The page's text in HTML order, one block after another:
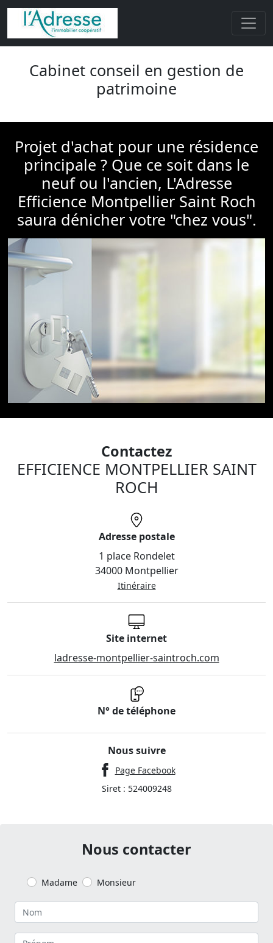
Cabinet conseil en gestion de
patrimoine
Projet d'achat pour une résidence
principale ? Que ce soit dans le
neuf ou l'ancien, L'Adresse
Efficience Montpellier Saint Roch
saura dénicher votre "chez vous".
Contactez
EFFICIENCE MONTPELLIER SAINT
ROCH
Adresse postale
1 place Rondelet
34000 Montpellier
Itinéraire
Site internet
ladresse-montpellier-saintroch.com
N° de téléphone
Nous suivre
Page Facebook
Siret : 524009248
Nous contacter
Madame Monsieur